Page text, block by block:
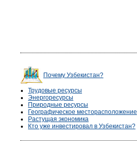
Почему Узбекистан?
Трудовые ресурсы
Энергоресурсы
Природные ресурсы
Географическое месторасположение
Растущая экономика
Кто уже инвестировал в Узбекистан?